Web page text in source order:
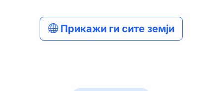
Прикажи ги сите земји